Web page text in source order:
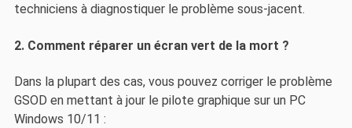
techniciens à diagnostiquer le problème sous-jacent.
2. Comment réparer un écran vert de la mort ?
Dans la plupart des cas, vous pouvez corriger le problème
GSOD en mettant à jour le pilote graphique sur un PC
Windows 10/11 :